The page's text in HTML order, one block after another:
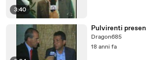
3:40
Pulvirenti
Dragon685
18 anni fa